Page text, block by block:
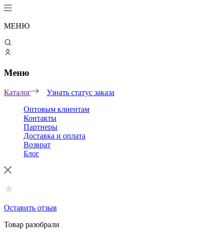
МЕНЮ
Меню
Каталог
Узнать статус заказа
Оптовым клиентам
Контакты
Партнеры
Доставка и оплата
Возврат
Блог
Оставить отзыв
Товар разобрали